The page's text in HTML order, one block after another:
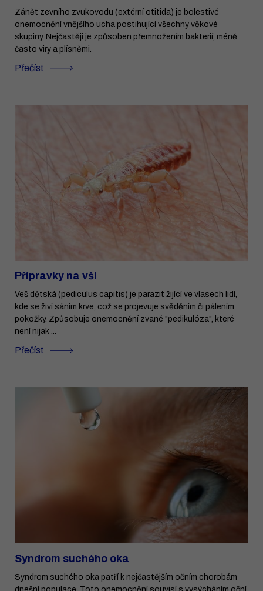
Zánět zevního zvukovodu (extérní otitida) je bolestivé
onemocnění vnějšího ucha postihující všechny věkové
skupiny. Nejčastěji je způsoben přemnožením bakterií, méně
často viry a plísněmi.
Přečíst
Přípravky na vši
Veš dětská (pediculus capitis) je parazit žijící ve vlasech lidí,
kde se živí sáním krve, což se projevuje svěděním či pálením
pokožky. Způsobuje onemocnění zvané "pedikulóza", které
není nijak ...
Přečíst
Syndrom suchého oka
Syndrom suchého oka patří k nejčastějším očním chorobám